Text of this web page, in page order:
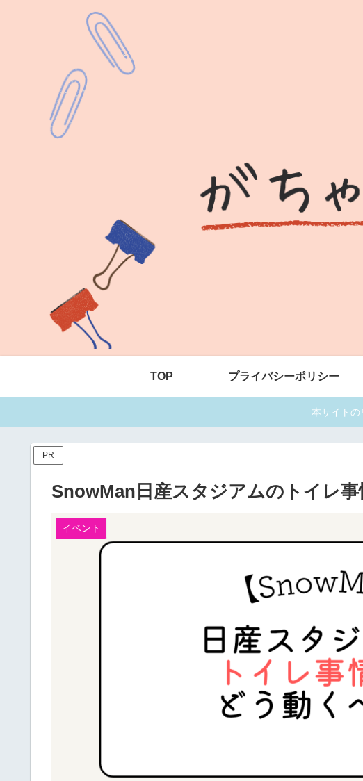
TOP プライバシーポリシー
本サイトの
PR
SnowMan日産スタジアムのトイレ
イベント